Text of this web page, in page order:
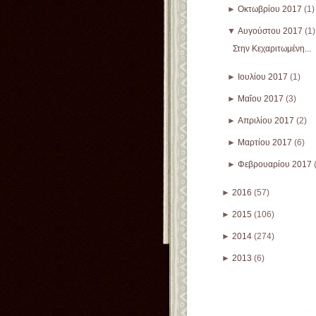
► Οκτωβρίου 2017 (1)
▼ Αυγούστου 2017 (1)
Στην Κεχαριτωμένη...
► Ιουλίου 2017 (1)
► Μαΐου 2017 (3)
► Απριλίου 2017 (2)
► Μαρτίου 2017 (6)
► Φεβρουαρίου 2017
► 2016 (57)
► 2015 (106)
► 2014 (274)
► 2013 (6)